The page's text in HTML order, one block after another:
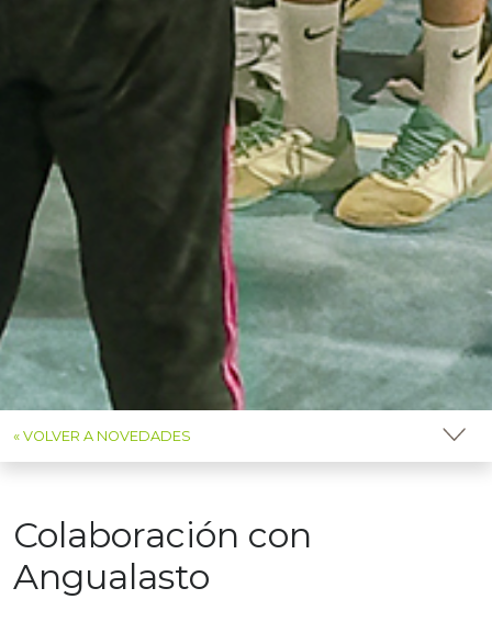
« VOLVER A NOVEDADES
Colaboración con
Angualasto